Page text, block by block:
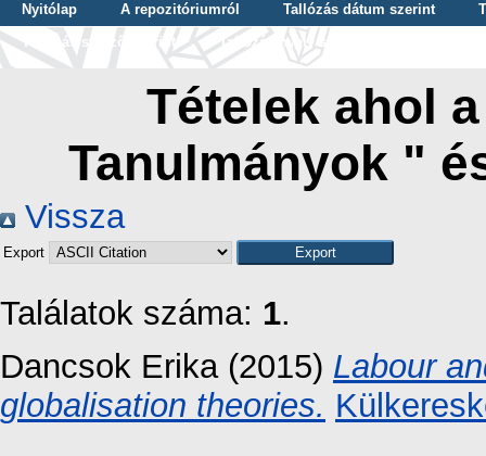
Nyitólap A repozitóriumról Tallózás dátum szerint
Tallózás szerző szerint
Tallózás nyelv szerint
Tételek ahol
Tanulmányok "
Vissza
Export
Találatok száma: 1.
Dancsok Erika (2015) Labour
globalisation theories.